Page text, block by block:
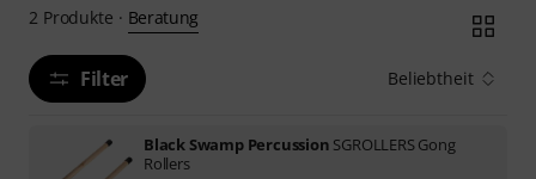
2 Produkte · Beratung
Filter Beliebtheit
Black Swamp Percussion SGROLLERS Gong
Rollers